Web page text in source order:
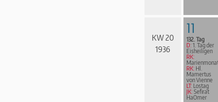
KW 20
1936
11
132. Tag
D: 1. Tag der
Eisheiligen
RK:
RK: Hl.
Mamertus
von Vienne
LT: Lostag
JK: Sefirat
HaOmer